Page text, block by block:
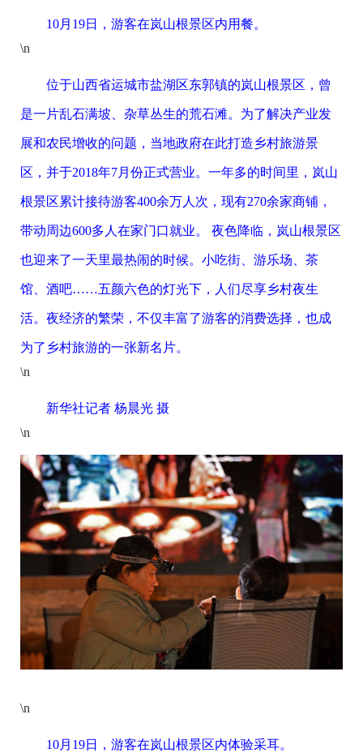
10月19日，游客在岚山根景区内用餐。
\n
位于山西省运城市盐湖区东郭镇的岚山根景区，曾
是一片乱石满坡、杂草丛生的荒石滩。为了解决产业发
展和农民增收的问题，当地政府在此打造乡村旅游景
区，并于2018年7月份正式营业。一年多的时间里，岚山
根景区累计接待游客400余万人次，现有270余家商铺，
带动周边600多人在家门口就业。 夜色降临，岚山根景区
也迎来了一天里最热闹的时候。小吃街、游乐场、茶
馆、酒吧……五颜六色的灯光下，人们尽享乡村夜生
活。夜经济的繁荣，不仅丰富了游客的消费选择，也成
为了乡村旅游的一张新名片。
\n
新华社记者 杨晨光 摄
\n
\n
10月19日，游客在岚山根景区内体验采耳。